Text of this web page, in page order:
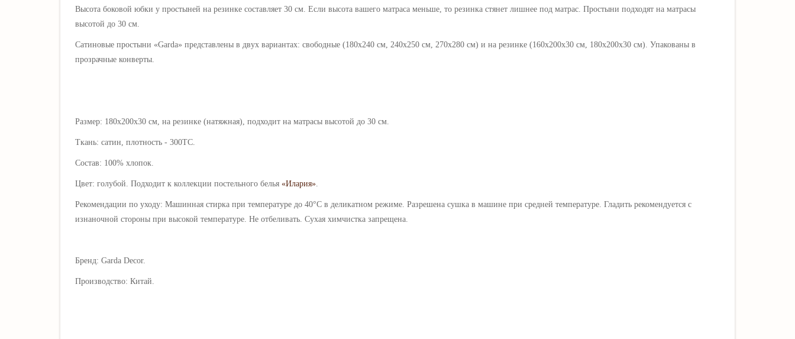
Высота боковой юбки у простыней на резинке составляет 30 см. Если высота вашего матраса меньше, то резинка стянет лишнее под матрас. Простыни подходят на матрасы
высотой до 30 см.
Сатиновые простыни «Garda» представлены в двух вариантах: свободные (180х240 см, 240х250 см, 270х280 см) и на резинке (160х200х30 см, 180х200х30 см). Упакованы в
прозрачные конверты.
Размер: 180х200х30 см, на резинке (натяжная), подходит на матрасы высотой до 30 см.
Ткань: сатин, плотность - 300ТС.
Состав: 100% хлопок.
Цвет: голубой. Подходит к коллекции постельного белья «Илария»
Рекомендации по уходу: Машинная стирка при температуре до 40°C в деликатном режиме. Разрешена сушка в машине при средней температуре. Гладить рекомендуется с
изнаночной стороны при высокой температуре. Не отбеливать. Сухая химчистка запрещена.
Бренд: Garda Decor.
Производство: Китай.